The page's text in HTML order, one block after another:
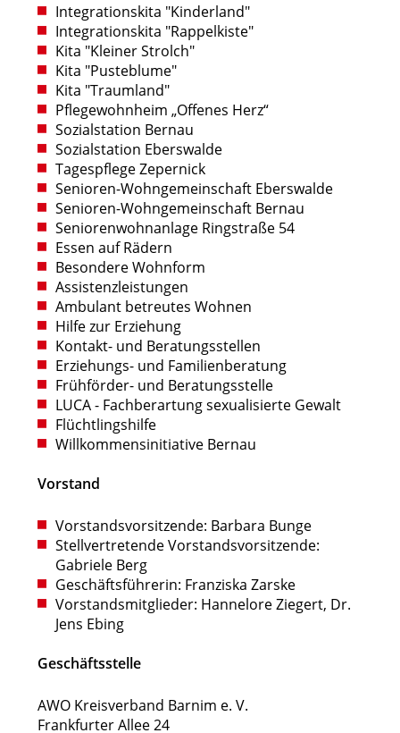
Integrationskita "Kinderland"
Integrationskita "Rappelkiste"
Kita "Kleiner Strolch"
Kita "Pusteblume"
Kita "Traumland"
Pflegewohnheim „Offenes Herz“
Sozialstation Bernau
Sozialstation Eberswalde
Tagespflege Zepernick
Senioren-Wohngemeinschaft Eberswalde
Senioren-Wohngemeinschaft Bernau
Seniorenwohnanlage Ringstraße 54
Essen auf Rädern
Besondere Wohnform
Assistenzleistungen
Ambulant betreutes Wohnen
Hilfe zur Erziehung
Kontakt- und Beratungsstellen
Erziehungs- und Familienberatung
Frühförder- und Beratungsstelle
LUCA - Fachberartung sexualisierte Gewalt
Flüchtlingshilfe
Willkommensinitiative Bernau
Vorstand
Vorstandsvorsitzende: Barbara Bunge
Stellvertretende Vorstandsvorsitzende:
Gabriele Berg
Geschäftsführerin: Franziska Zarske
Vorstandsmitglieder: Hannelore Ziegert, Dr.
Jens Ebing
Geschäftsstelle
AWO Kreisverband Barnim e. V.
Frankfurter Allee 24